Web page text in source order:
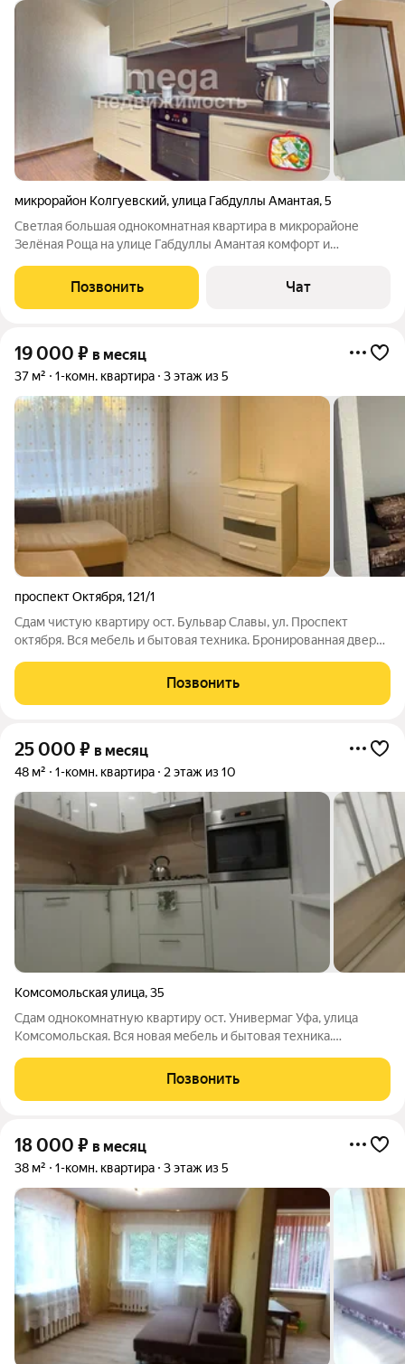
микрорайон Колгуевский,улица Габдуллы Амантая,5
Светлая большая однокомнатная квартира в микрорайоне
Зелёная Роща на улице Габдуллы Амантая комфорт и
комод, рабочий стол, кухонный гарнитур, кухонный стол и
стулья Гардеробная оборудованная
Позвонить Чат
19 000 ₽ в месяц
37 м² 1-комн. квартира 3 этаж из 5
проспект Октября,121/1
Сдам чистую квартиру ост. Бульвар Славы, ул. Проспект
октября. Вся мебель и бытовая техника. Бронированная дверь.
остановка, магазины, рынок. Удобная парковка для авто.
Позвонить
25 000 ₽ в месяц
48 м² 1-комн. квартира 2 этаж из 10
Комсомольская улица,35
Сдам однокомнатную квартиру ост. Универмаг Уфа, улица
Комсомольская. Вся новая мебель и бытовая техника.
застеклен. На любой срок. Отличный вид из окна, удобная
парковка, в шаговой доступности
Позвонить
18 000 ₽ в месяц
38 м² 1-комн. квартира 3 этаж из 5